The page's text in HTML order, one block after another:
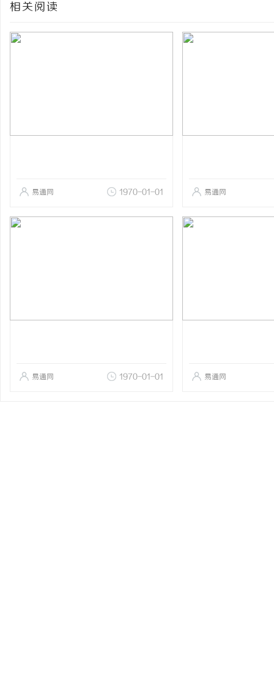
相关阅读
易通网 1970-01-01 易通网
易通网 1970-01-01 易通网